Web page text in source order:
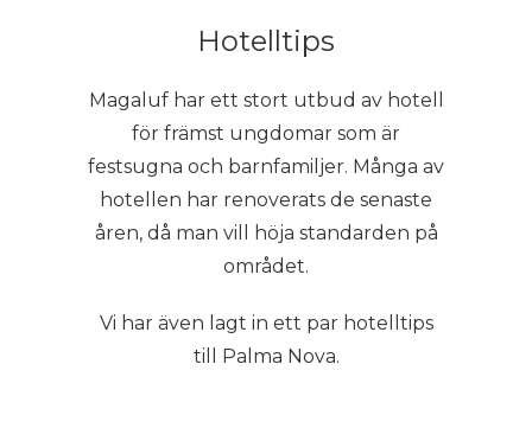
Hotelltips
Magaluf har ett stort utbud av hotell
för främst ungdomar som är
festsugna och barnfamiljer. Många av
hotellen har renoverats de senaste
åren, då man vill höja standarden på
området.
Vi har även lagt in ett par hotelltips
till Palma Nova.